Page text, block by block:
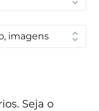
Seja o